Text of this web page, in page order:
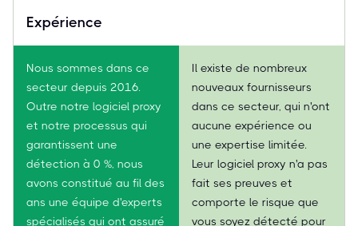
Expérience
Nous sommes dans ce
secteur depuis 2016.
Outre notre logiciel proxy
et notre processus qui
garantissent une
détection à 0 %, nous
avons constitué au fil des
ans une équipe d'experts
spécialisés qui ont assuré
Il existe de nombreux
nouveaux fournisseurs
dans ce secteur, qui n'ont
aucune expérience ou
une expertise limitée.
Leur logiciel proxy n'a pas
fait ses preuves et
comporte le risque que
vous soyez détecté pour